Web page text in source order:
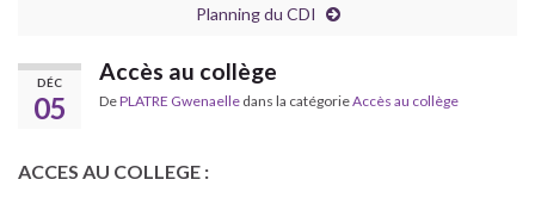
Planning du CDI
DÉC
05
Accès au collège
DePLATRE Gwenaelle dans la catégorieAccès au collège
ACCES AU COLLEGE :